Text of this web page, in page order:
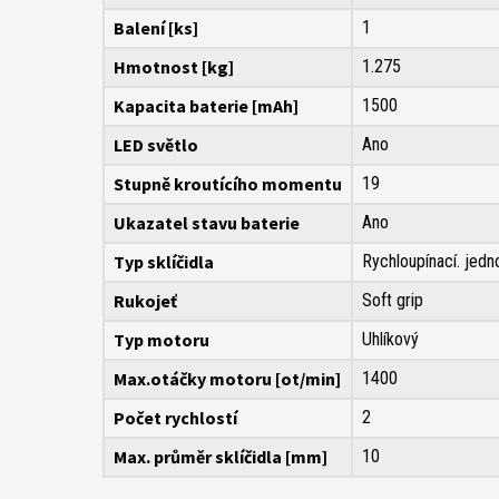
Balení [ks] 1
Hmotnost [kg] 1.275
Kapacita baterie [mAh] 1500
LED světlo Ano
Stupně kroutícího momentu 19
Ukazatel stavu baterie Ano
Typ sklíčidla Rychloupínací.
Rukojeť Soft grip
Typ motoru Uhlíkový
Max.otáčky motoru [ot/min] 1400
Počet rychlostí 2
Max. průměr sklíčidla [mm] 10